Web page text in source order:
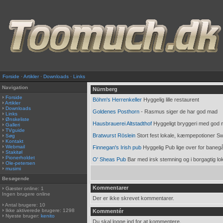
Forside · Artikler· Downloads · Links
Navigation
Forside
Artikler
Downloads
Links
Ønskeliste
Galleri
TVguide
Søg
Kontakt
Webmail
Stakitøl
Pionerholdet
Ole-petersen
musimi
Besøgende
Gæster online: 1
Ingen brugere online
Antal brugere: 10
Ikke aktiverede brugere: 1298
Nyeste bruger: kenito
Nürnberg
Böhm's Herrenkeller Hyggelig lille restaurent
Goldenes Posthorn - Rasmus siger de har god mad
Hausbrauerei Altstadthof Hyggeligt bryggeri med god
Bratwurst Röslein Stort fest lokale, kæmpepotioner
Finnegan's Irish pub Hyggelig Pub lige over for
O' Sheas Pub Bar med irsk stemning og i borgagtig
Kommentarer
Der er ikke skrevet kommentarer.
Kommentér
Du skal logge ind for at kommentere.